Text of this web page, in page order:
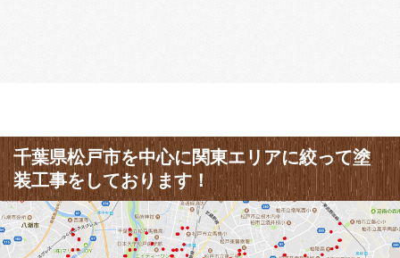
千葉県松戸市を中心に関東エリアに絞って塗
装工事をしております！